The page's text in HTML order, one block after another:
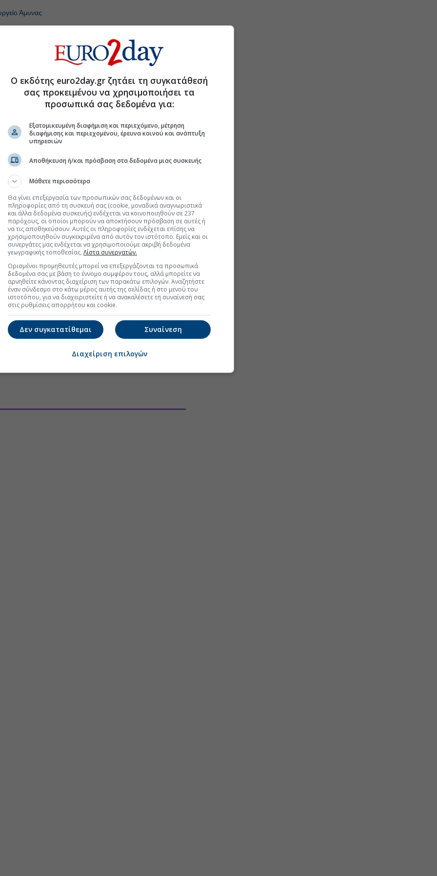
Άμυνας
πέντε F-16 στην Εσθονία
στο εξάμηνο, άλμα 37,5% στα κέρδη προ
τη συμφωνία οριοθέτησης ΑΟΖ Ελλάδας-
Rheinmetall μετά το deal με την Boeing
στο Discover
Ο εκδότης euro2day.gr ζητάει τη συγκατάθεσή
σας προκειμένου να χρησιμοποιήσει τα
προσωπικά σας δεδομένα για:
Εξατομικευμένη διαφήμιση και περιεχόμενο, μέτρηση
διαφήμισης και περιεχομένου, έρευνα κοινού και ανάπτυξη
υπηρεσιών
Αποθήκευση ή/και πρόσβαση στα δεδομένα μιας συσκευής
Μάθετε περισσότερα
Θα γίνει επεξεργασία των προσωπικών σας δεδομένων και οι
πληροφορίες από τη συσκευή σας (cookie, μοναδικά αναγνωριστικά
και άλλα δεδομένα συσκευής) ενδέχεται να κοινοποιηθούν σε 237
παρόχους, οι οποίοι μπορούν να αποκτήσουν πρόσβαση σε αυτές ή
να τις αποθηκεύσουν. Αυτές οι πληροφορίες ενδέχεται επίσης να
χρησιμοποιηθούν συγκεκριμένα από αυτόν τον ιστότοπο. Εμείς και οι
συνεργάτες μας ενδέχεται να χρησιμοποιούμε ακριβή δεδομένα
γεωγραφικής τοποθεσίας. Λίστα συνεργατών.
Ορισμένοι προμηθευτές μπορεί να επεξεργάζονται τα προσωπικά
δεδομένα σας με βάση το έννομο συμφέρον τους, αλλά μπορείτε να
αρνηθείτε κάνοντας διαχείριση των παρακάτω επιλογών. Αναζητήστε
έναν σύνδεσμο στο κάτω μέρος αυτής της σελίδας ή στο μενού του
ιστοτόπου, για να διαχειριστείτε ή να ανακαλέσετε τη συναίνεσή σας
στις ρυθμίσεις απορρήτου και cookie.
Συναίνεση
Δεν συγκατατίθεμαι
Διαχείριση επιλογών